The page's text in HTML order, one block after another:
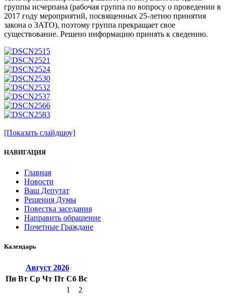
группы исчерпана (рабочая группа по вопросу о проведении в
2017 году мероприятий, посвященных 25-летию принятия
закона о ЗАТО), поэтому группа прекращает свое
существование. Решено информацию принять к сведению.
[Показать слайдшоу]
НАВИГАЦИЯ
Главная
Новости
Ваш Депутат
Решения Думы
Повестка заседания
Направить обращение
Почетные Граждане
Календарь
Август 2026
Пн Вт Ср Чт Пт Сб Вс
1
2